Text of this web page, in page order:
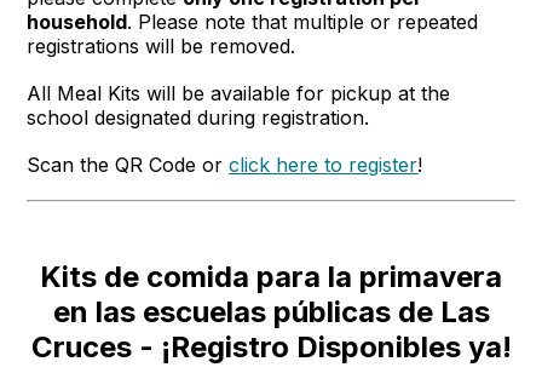
household. Please note that multiple or repeated
registrations will be removed.
All Meal Kits will be available for pickup at the
school designated during registration.
Scan the QR Code orclick here to register!
Kits de comida para la primavera
en las escuelas públicas de Las
Cruces - ¡Registro Disponibles ya!